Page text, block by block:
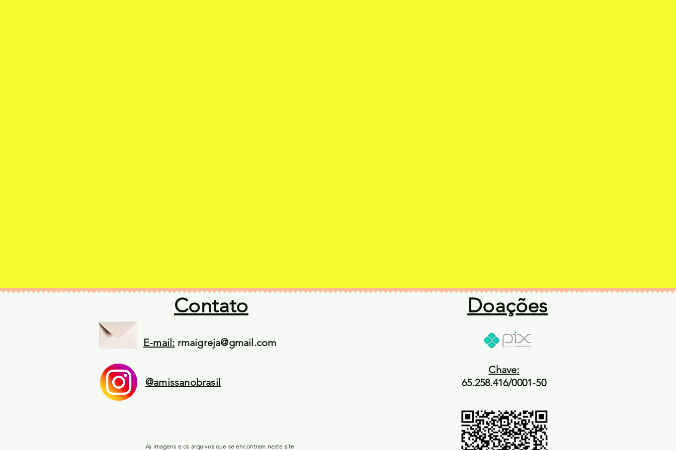
Contato
E-mail: rmaigreja@gmail.com
@amissanobrasil
As imagens e os arquivos que se encontram neste site
Doações
Chave:
65.258.416/0001-50